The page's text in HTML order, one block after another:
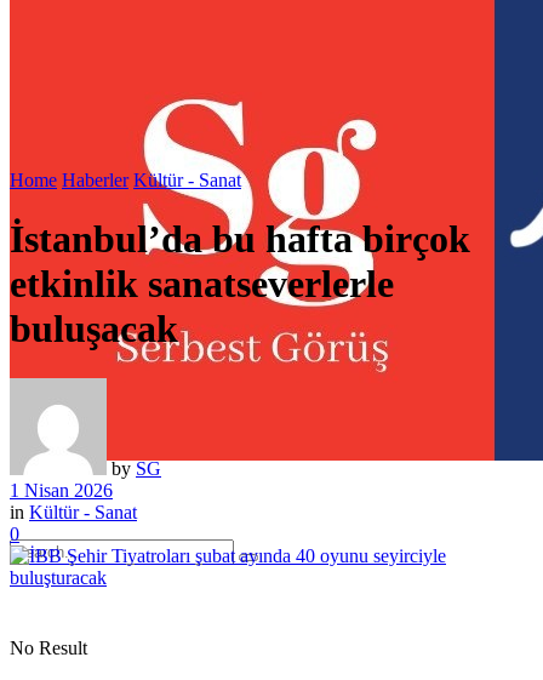
No Result
Home Haberler Kültür - Sanat
İstanbul’da bu hafta birçok
etkinlik sanatseverlerle
buluşacak
by SG
1 Nisan 2026
in Kültür - Sanat
0